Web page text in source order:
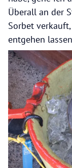
Überall an der
Sorbet
entgehen